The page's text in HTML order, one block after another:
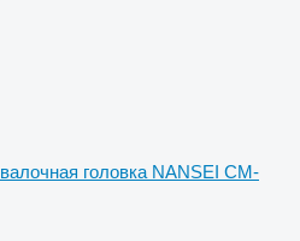
валочная головка NANSEI CM-